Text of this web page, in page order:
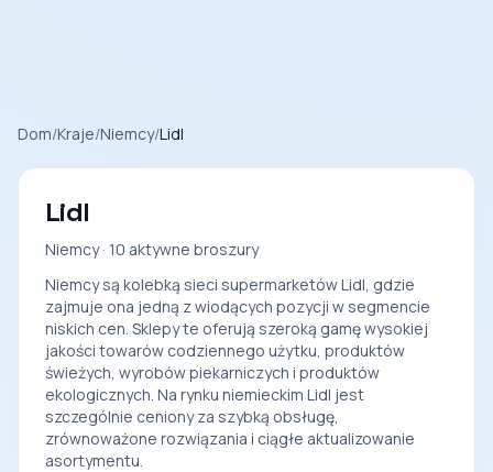
Dom/Kraje/Niemcy/Lidl
Lidl
Niemcy · 10 aktywne broszury
Niemcy są kolebką sieci supermarketów Lidl, gdzie
zajmuje ona jedną z wiodących pozycji w segmencie
niskich cen. Sklepy te oferują szeroką gamę wysokiej
jakości towarów codziennego użytku, produktów
świeżych, wyrobów piekarniczych i produktów
ekologicznych. Na rynku niemieckim Lidl jest
szczególnie ceniony za szybką obsługę,
zrównoważone rozwiązania i ciągłe aktualizowanie
asortymentu.